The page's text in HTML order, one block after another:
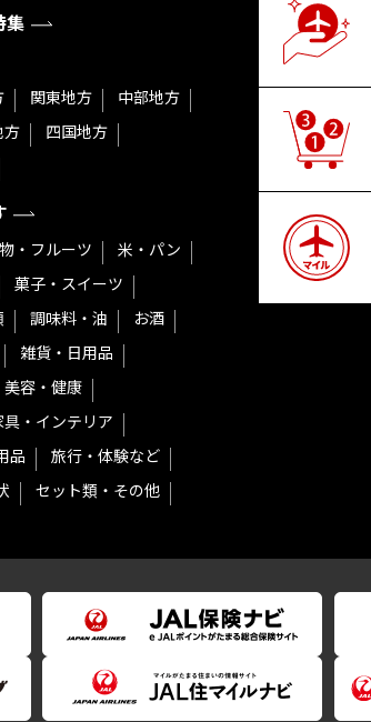
集
関東地方
中部地方
方
四国地方
・フルーツ
米・パン
菓子・スイーツ
調味料・油
お酒
雑貨・日用品
美容・健康
具・インテリア
品
旅行・体験など
セット類・その他